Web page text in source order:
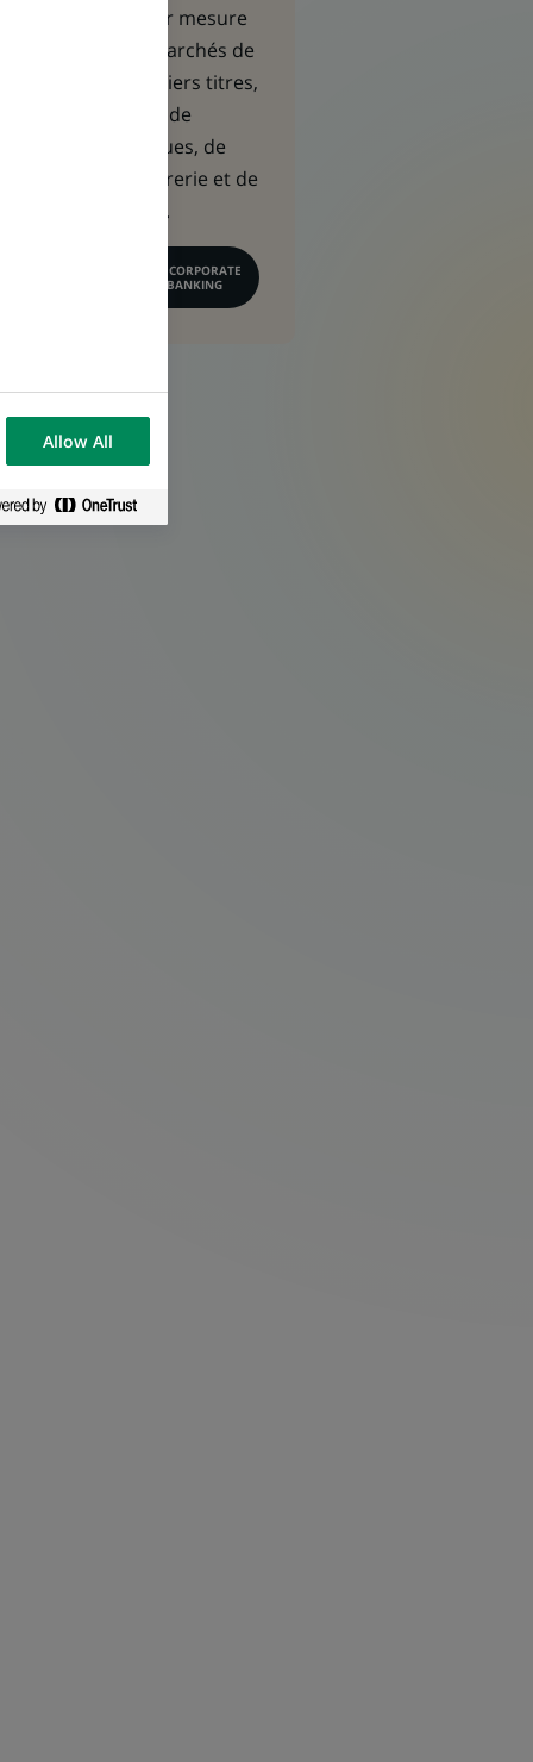
des solutions sur mesure
en matière de marchés de
capitaux, de métiers titres,
de financement, de
gestion des risques, de
gestion de trésorerie et de
conseil financier.
EN SAVOIR PLUS SUR CORPORATE
& INSTITUTIONAL BANKING
Allow All